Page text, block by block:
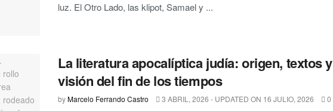
luz. El Otro Lado, las klipot, Samael y ...
La literatura apocalíptica judía: origen, textos y
visión del fin de los tiempos
byMarcelo Ferrando Castro 3 ABRIL, 2026 - UPDATED ON 16 JULIO, 2026 0